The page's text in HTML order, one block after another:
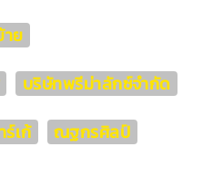
ย
บริษัทพรีม่าลักซ์จำกัด
ร์เก้ ณฐกรศิลป์